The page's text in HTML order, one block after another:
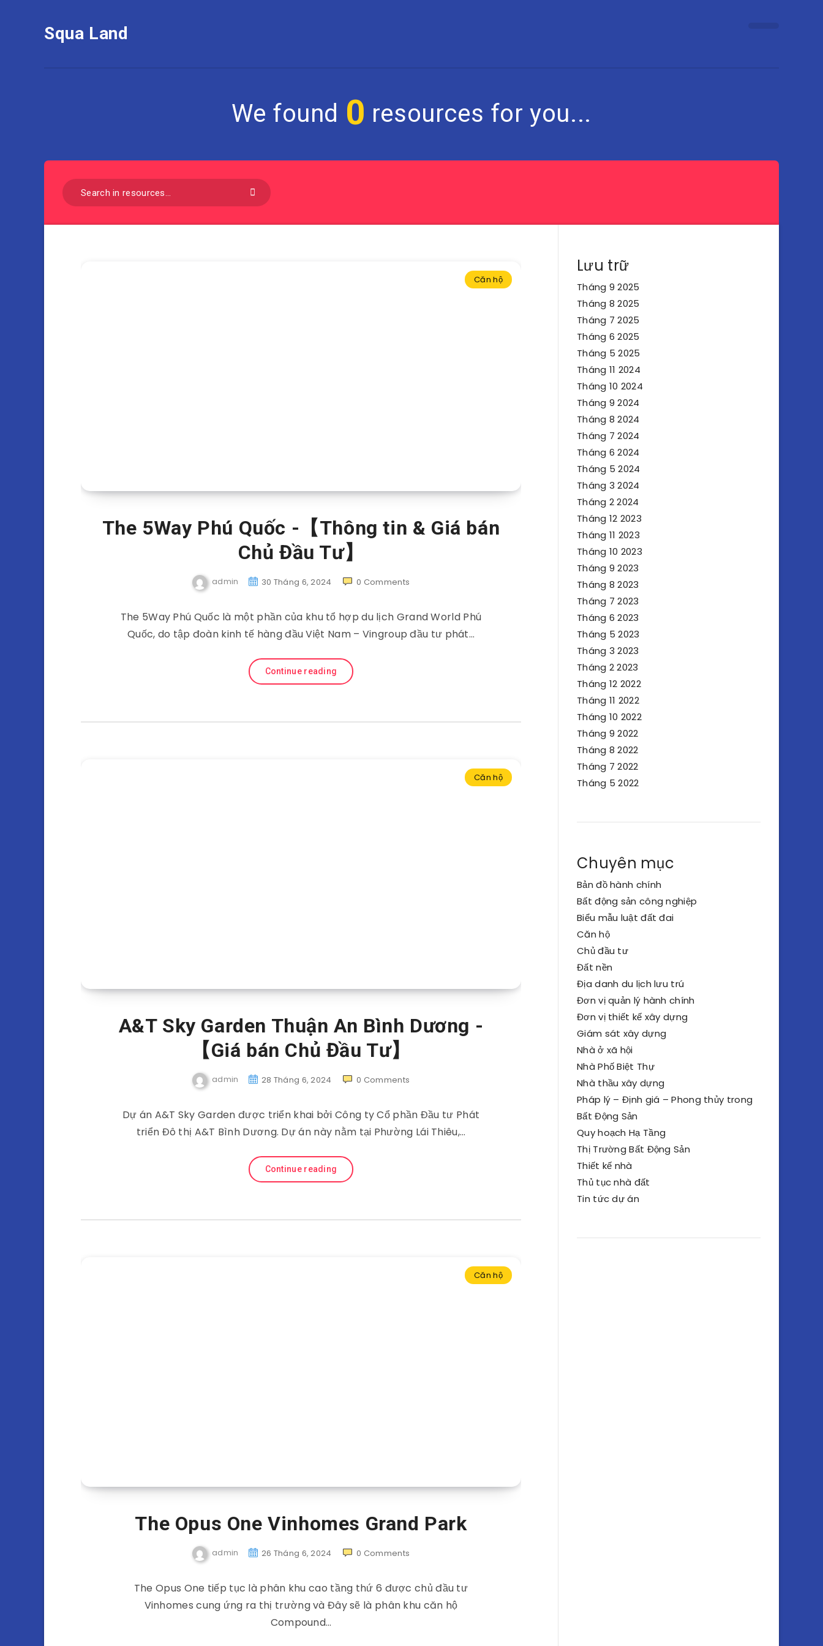
Squa Land
We found 0 resources for you...
Căn hộ
The 5Way Phú Quốc -【Thông tin & Giá bán
Chủ Đầu Tư】
admin 30 Tháng 6, 2024 0 Comments
The 5Way Phú Quốc là một phần của khu tổ hợp du lịch Grand World Phú
Quốc, do tập đoàn kinh tế hàng đầu Việt Nam – Vingroup đầu tư phát…
Continue reading
Căn hộ
A&T Sky Garden Thuận An Bình Dương -
【Giá bán Chủ Đầu Tư】
admin 28 Tháng 6, 2024 0 Comments
Dự án A&T Sky Garden được triển khai bởi Công ty Cổ phần Đầu tư Phát
triển Đô thị A&T Bình Dương. Dự án này nằm tại Phường Lái Thiêu,…
Continue reading
Căn hộ
The Opus One Vinhomes Grand Park
admin 26 Tháng 6, 2024 0 Comments
The Opus One tiếp tục là phân khu cao tầng thứ 6 được chủ đầu tư
Vinhomes cung ứng ra thị trường và Đây sẽ là phân khu căn hộ
Compound…
Lưu trữ
Tháng 9 2025
Tháng 8 2025
Tháng 7 2025
Tháng 6 2025
Tháng 5 2025
Tháng 11 2024
Tháng 10 2024
Tháng 9 2024
Tháng 8 2024
Tháng 7 2024
Tháng 6 2024
Tháng 5 2024
Tháng 3 2024
Tháng 2 2024
Tháng 12 2023
Tháng 11 2023
Tháng 10 2023
Tháng 9 2023
Tháng 8 2023
Tháng 7 2023
Tháng 6 2023
Tháng 5 2023
Tháng 3 2023
Tháng 2 2023
Tháng 12 2022
Tháng 11 2022
Tháng 10 2022
Tháng 9 2022
Tháng 8 2022
Tháng 7 2022
Tháng 5 2022
Chuyên mục
Bản đồ hành chính
Bất động sản công nghiệp
Biểu mẫu luật đất đai
Căn hộ
Chủ đầu tư
Đất nền
Địa danh du lịch lưu trú
Đơn vị quản lý hành chính
Đơn vị thiết kế xây dựng
Giám sát xây dựng
Nhà ở xã hội
Nhà Phố Biệt Thự
Nhà thầu xây dựng
Pháp lý – Định giá – Phong thủy trong
Bất Động Sản
Quy hoạch Hạ Tầng
Thị Trường Bất Động Sản
Thiết kế nhà
Thủ tục nhà đất
Tin tức dự án